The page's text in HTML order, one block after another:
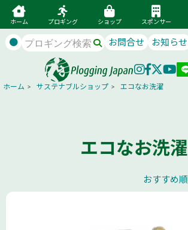
ホーム プロギング ショップ スポンサー
● お問合せ お知らせ
ホーム > サステナブルショップ > エコなお洗濯
エコなお洗濯
おすすめ順